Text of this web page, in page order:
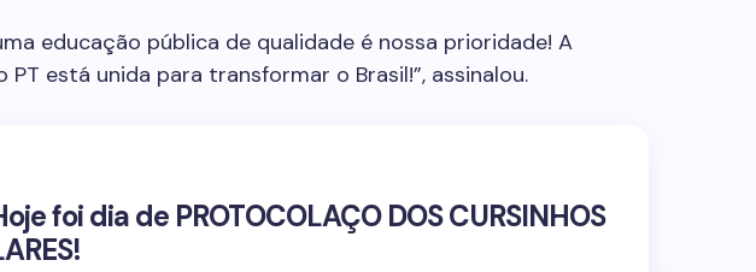
educação pública de qualidade é nossa prioridade! A
PT está unida para transformar o Brasil!”, assinalou.
foi dia de PROTOCOLAÇO DOS CURSINHOS